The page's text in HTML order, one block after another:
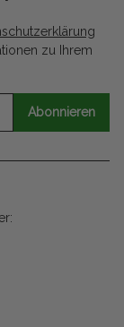
zu Ihrem
Abonnieren